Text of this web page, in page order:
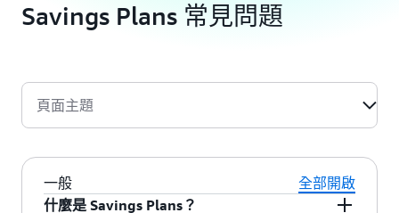
Savings Plans 常見問題
頁面主題
一般
全部開啟
什麼是 Savings Plans？